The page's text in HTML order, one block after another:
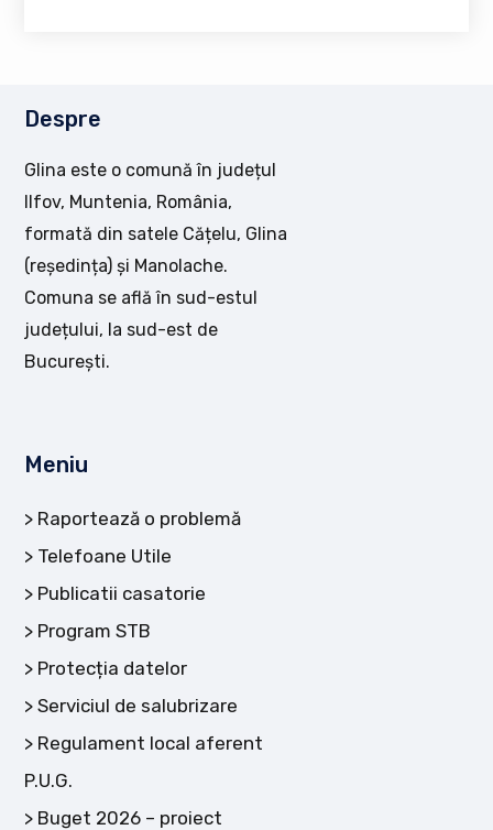
Despre
Glina este o comună în județul
Ilfov, Muntenia, România,
formată din satele Cățelu, Glina
(reședința) și Manolache.
Comuna se află în sud-estul
județului, la sud-est de
București.
Meniu
Raportează o problemă
Telefoane Utile
Publicatii casatorie
Program STB
Protecția datelor
Serviciul de salubrizare
Regulament local aferent
P.U.G.
Buget 2026 – proiect